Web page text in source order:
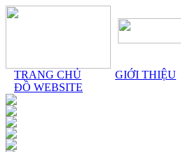
TRANG CHỦ GIỚI THIỆU
ĐỒ WEBSITE